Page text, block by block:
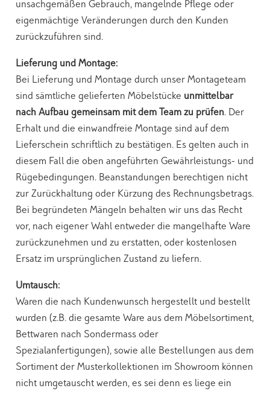
unsachgemäßen Gebrauch, mangelnde Pflege oder
eigenmächtige Veränderungen durch den Kunden
zurückzuführen sind.
Lieferung und Montage:
Bei Lieferung und Montage durch unser Montageteam
sind sämtliche gelieferten Möbelstücke unmittelbar
nach Aufbau gemeinsam mit dem Team zu prüfen. Der
Erhalt und die einwandfreie Montage sind auf dem
Lieferschein schriftlich zu bestätigen. Es gelten auch in
diesem Fall die oben angeführten Gewährleistungs- und
Rügebedingungen. Beanstandungen berechtigen nicht
zur Zurückhaltung oder Kürzung des Rechnungsbetrags.
Bei begründeten Mängeln behalten wir uns das Recht
vor, nach eigener Wahl entweder die mangelhafte Ware
zurückzunehmen und zu erstatten, oder kostenlosen
Ersatz im ursprünglichen Zustand zu liefern.
Umtausch:
Waren die nach Kundenwunsch hergestellt und bestellt
wurden (z.B. die gesamte Ware aus dem Möbelsortiment,
Bettwaren nach Sondermass oder
Spezialanfertigungen), sowie alle Bestellungen aus dem
Sortiment der Musterkollektionen im Showroom können
nicht umgetauscht werden, es sei denn es liege ein